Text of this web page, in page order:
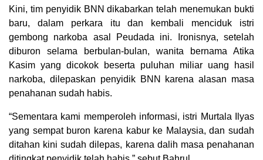
Kini, tim penyidik BNN dikabarkan telah menemukan bukti
baru, dalam perkara itu dan kembali menciduk istri
gembong narkoba asal Peudada ini. Ironisnya, setelah
diburon selama berbulan-bulan, wanita bernama Atika
Kasim yang dicokok beserta puluhan miliar uang hasil
narkoba, dilepaskan penyidik BNN karena alasan masa
penahanan sudah habis.
“Sementara kami memperoleh informasi, istri Murtala Ilyas
yang sempat buron karena kabur ke Malaysia, dan sudah
ditahan kini sudah dilepas, karena dalih masa penahanan